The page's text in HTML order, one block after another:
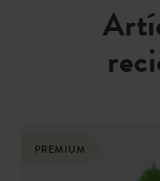
PREMIUM